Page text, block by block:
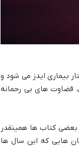
بیماری ایدز می شود و
قضاوت های بی رحمانه
کتاب ها همینقدر
هایی که این سال ها